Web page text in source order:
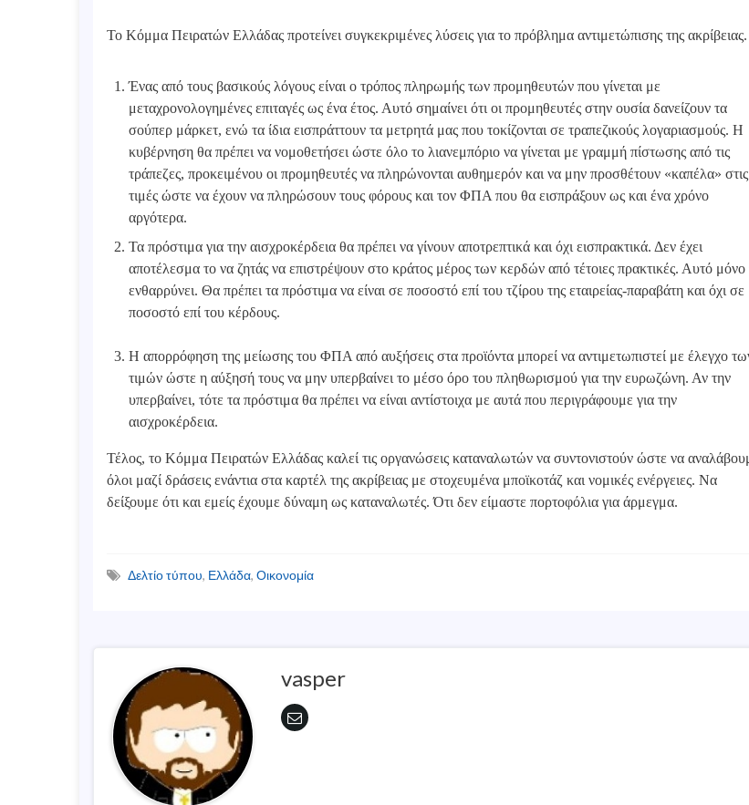
Το Κόμμα Πειρατών Ελλάδας προτείνει συγκεκριμένες λύσεις για το πρόβλημα αντιμετώπισης της ακρίβειας.
Ένας από τους βασικούς λόγους είναι ο τρόπος πληρωμής των προμηθευτών που γίνεται με
μεταχρονολογημένες επιταγές ως ένα έτος. Αυτό σημαίνει ότι οι προμηθευτές στην ουσία δανείζουν τα
σούπερ μάρκετ, ενώ τα ίδια εισπράττουν τα μετρητά μας που τοκίζονται σε τραπεζικούς λογαριασμούς. Η
κυβέρνηση θα πρέπει να νομοθετήσει ώστε όλο το λιανεμπόριο να γίνεται με γραμμή πίστωσης από τις
τράπεζες, προκειμένου οι προμηθευτές να πληρώνονται αυθημερόν και να μην προσθέτουν «καπέλα» στις
τιμές ώστε να έχουν να πληρώσουν τους φόρους και τον ΦΠΑ που θα εισπράξουν ως και ένα χρόνο
αργότερα.
Τα πρόστιμα για την αισχροκέρδεια θα πρέπει να γίνουν αποτρεπτικά και όχι εισπρακτικά. Δεν έχει
αποτέλεσμα το να ζητάς να επιστρέψουν στο κράτος μέρος των κερδών από τέτοιες πρακτικές. Αυτό μόνο
ενθαρρύνει. Θα πρέπει τα πρόστιμα να είναι σε ποσοστό επί του τζίρου της εταιρείας-παραβάτη και όχι σε
ποσοστό επί του κέρδους.
Η απορρόφηση της μείωσης του ΦΠΑ από αυξήσεις στα προϊόντα μπορεί να αντιμετωπιστεί με έλεγχο
τιμών ώστε η αύξησή τους να μην υπερβαίνει το μέσο όρο του πληθωρισμού για την ευρωζώνη. Αν την
υπερβαίνει, τότε τα πρόστιμα θα πρέπει να είναι αντίστοιχα με αυτά που περιγράφουμε για την
αισχροκέρδεια.
Τέλος, το Κόμμα Πειρατών Ελλάδας καλεί τις οργανώσεις καταναλωτών να συντονιστούν ώστε να
όλοι μαζί δράσεις ενάντια στα καρτέλ της ακρίβειας με στοχευμένα μποϊκοτάζ και νομικές ενέργειες. Να
δείξουμε ότι και εμείς έχουμε δύναμη ως καταναλωτές. Ότι δεν είμαστε πορτοφόλια για άρμεγμα.
Δελτίο τύπου, Ελλάδα, Οικονομία
vasper